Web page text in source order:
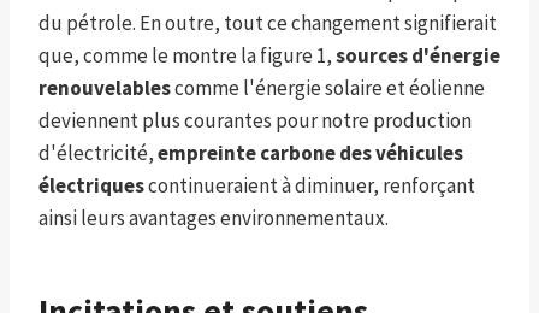
du pétrole. En outre, tout ce changement signifierait
que, comme le montre la figure 1,sources d'énergie
renouvelablescomme l'énergie solaire et éolienne
deviennent plus courantes pour notre production
d'électricité,empreinte carbone des véhicules
électriquescontinueraient à diminuer, renforçant
ainsi leurs avantages environnementaux.